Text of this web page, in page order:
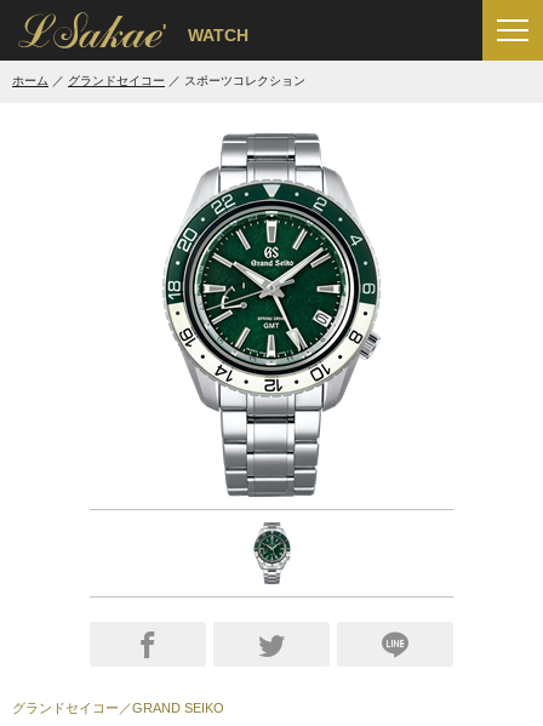
' WATCH
ホーム グランドセイコー スポーツコレクション
グランドセイコー GRAND SEIKO